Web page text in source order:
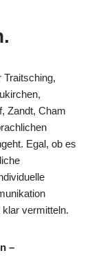
Traitsching,
Zandt, Cham
Egal, ob es
vermitteln.
–